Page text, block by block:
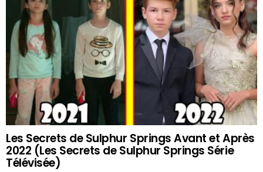
Les Secrets de Sulphur Springs Avant et Après
2022 (Les Secrets de Sulphur Springs Série
Télévisée)